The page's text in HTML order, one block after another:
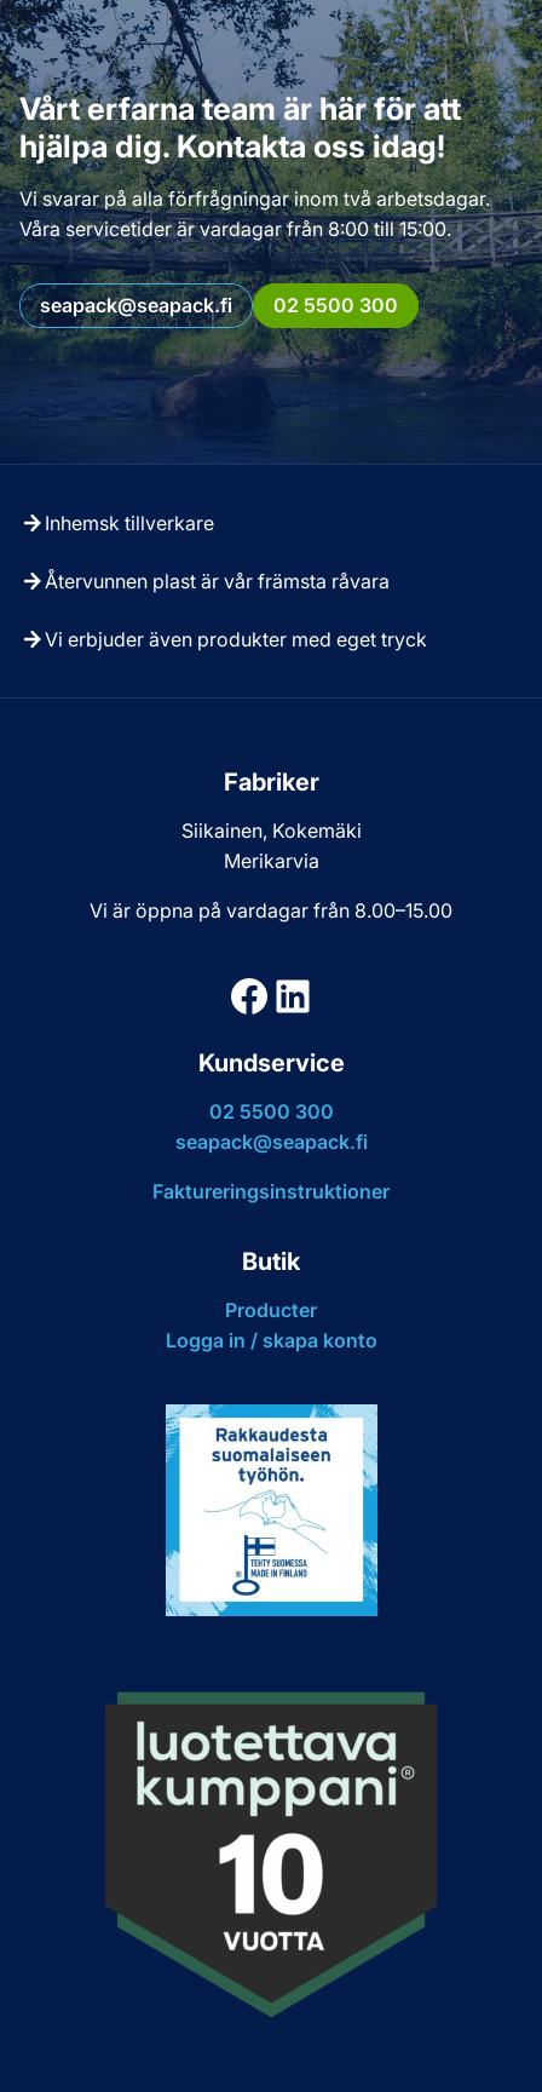
Vårt erfarna team är här för att
hjälpa dig. Kontakta oss idag!
Vi svarar på alla förfrågningar inom två arbetsdagar.
Våra servicetider är vardagar från 8:00 till 15:00.
seapack@seapack.fi 02 5500 300
Inhemsk tillverkare
Återvunnen plast är vår främsta råvara
Vi erbjuder även produkter med eget tryck
Fabriker
Siikainen, Kokemäki
Merikarvia
Vi är öppna på vardagar från 8.00–15.00
Facebook
LinkedIn
Kundservice
02 5500 300
seapack@seapack.fi
Faktureringsinstruktioner
Butik
Producter
Logga in / skapa konto